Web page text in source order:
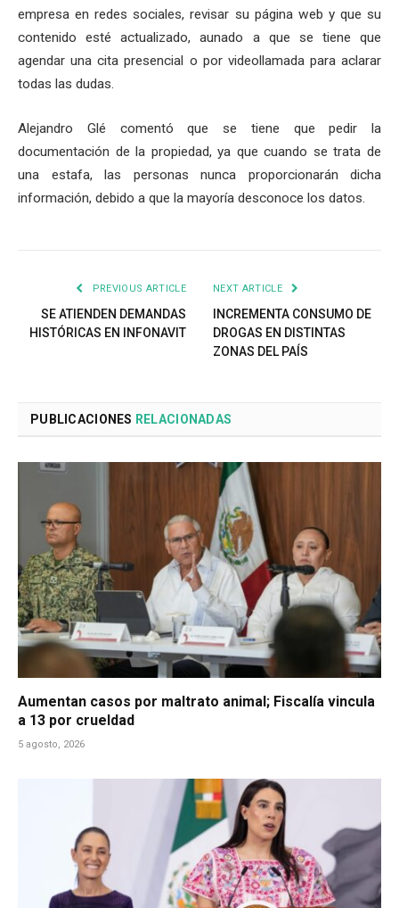
empresa en redes sociales, revisar su página web y que su
contenido esté actualizado, aunado a que se tiene que
agendar una cita presencial o por videollamada para aclarar
todas las dudas.
Alejandro Glé comentó que se tiene que pedir la
documentación de la propiedad, ya que cuando se trata de
una estafa, las personas nunca proporcionarán dicha
información, debido a que la mayoría desconoce los datos.
PREVIOUS ARTICLE
SE ATIENDEN DEMANDAS
HISTÓRICAS EN INFONAVIT
NEXT ARTICLE
INCREMENTA CONSUMO DE
DROGAS EN DISTINTAS
ZONAS DEL PAÍS
PUBLICACIONES RELACIONADAS
Aumentan casos por maltrato animal; Fiscalía vincula
a 13 por crueldad
5 agosto, 2026